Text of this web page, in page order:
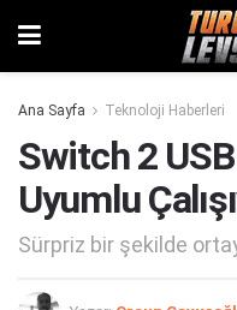
Ana Sayfa Teknoloji Haberleri
Switch 2
Uyumlu
Sürpriz bir şekilde